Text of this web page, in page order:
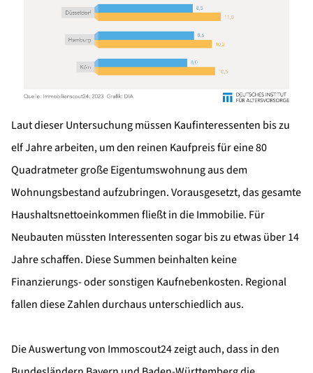
Laut dieser Untersuchung müssen Kaufinteressenten bis zu
elf Jahre arbeiten, um den reinen Kaufpreis für eine 80
Quadratmeter große Eigentumswohnung aus dem
Wohnungsbestand aufzubringen. Vorausgesetzt, das gesamte
Haushaltsnettoeinkommen fließt in die Immobilie. Für
Neubauten müssten Interessenten sogar bis zu etwas über 14
Jahre schaffen. Diese Summen beinhalten keine
Finanzierungs- oder sonstigen Kaufnebenkosten. Regional
fallen diese Zahlen durchaus unterschiedlich aus.
Die Auswertung von Immoscout24 zeigt auch, dass in den